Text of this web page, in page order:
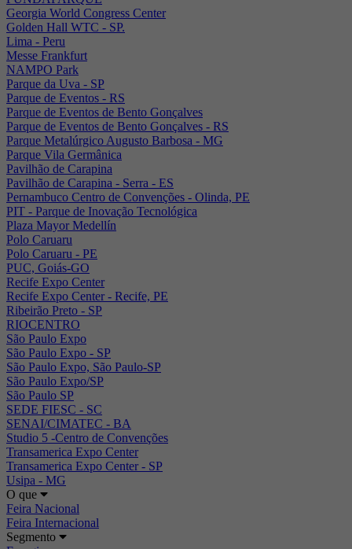
Georgia World Congress Center
Golden Hall WTC - SP.
Lima - Peru
Messe Frankfurt
NAMPO Park
Parque da Uva - SP
Parque de Eventos - RS
Parque de Eventos de Bento Gonçalves
Parque de Eventos de Bento Gonçalves - RS
Parque Metalúrgico Augusto Barbosa - MG
Parque Vila Germânica
Pavilhão de Carapina
Pavilhão de Carapina - Serra - ES
Pernambuco Centro de Convenções - Olinda, PE
PIT - Parque de Inovação Tecnológica
Plaza Mayor Medellín
Polo Caruaru
Polo Caruaru - PE
PUC, Goiás-GO
Recife Expo Center
Recife Expo Center - Recife, PE
Ribeirão Preto - SP
RIOCENTRO
São Paulo Expo
São Paulo Expo - SP
São Paulo Expo, São Paulo-SP
São Paulo Expo/SP
São Paulo SP
SEDE FIESC - SC
SENAI/CIMATEC - BA
Studio 5 -Centro de Convenções
Transamerica Expo Center
Transamerica Expo Center - SP
Usipa - MG
O que
Feira Nacional
Feira Internacional
Segmento